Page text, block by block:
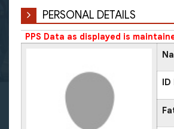
PERSONAL DETAILS
PPS Data as displayed is
ID